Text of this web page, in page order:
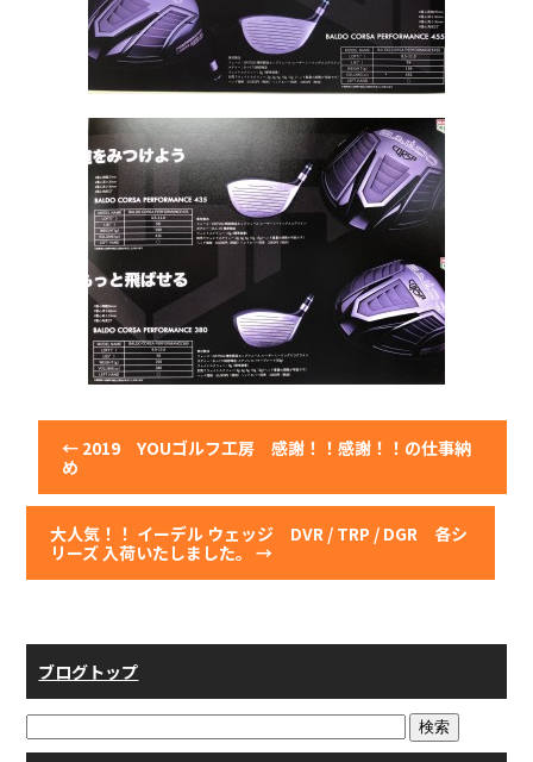
← 2019 YOUゴルフ工房 感謝！！感謝！！の仕事納
め
大人気！！ イーデル ウェッジ DVR / TRP / DGR 各シ
リーズ 入荷いたしました。→
ブログトップ